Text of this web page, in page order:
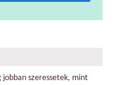
szeressetek, mint